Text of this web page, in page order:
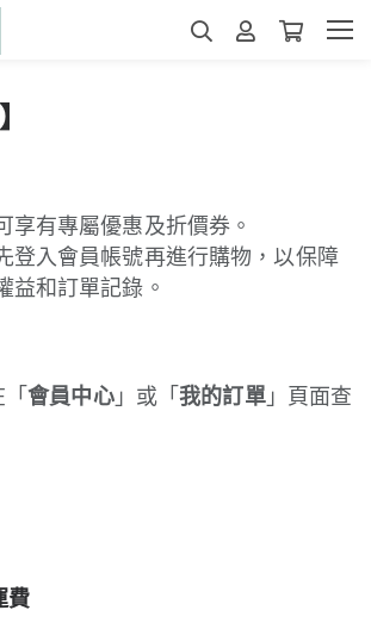
享有專屬優惠及折價券。
登入會員帳號再進行購物，以保障
益和訂單記錄。
「會員中心」或「我的訂單」頁面查
費